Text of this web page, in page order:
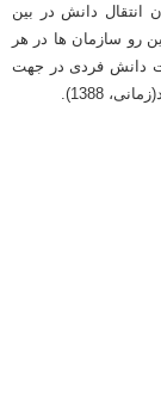
انتقال دانش در بین
بوده را تسهیل نماید(مایرز، 1996). هم از این رو سازمان ها در هر
دانش فردی در جهت
1388).